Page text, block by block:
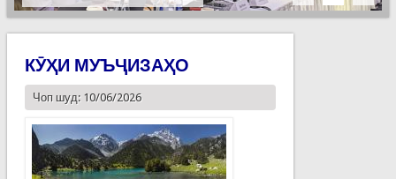
КӮҲИ МУЪҶИЗАҲО
Чоп шуд: 10/06/2026